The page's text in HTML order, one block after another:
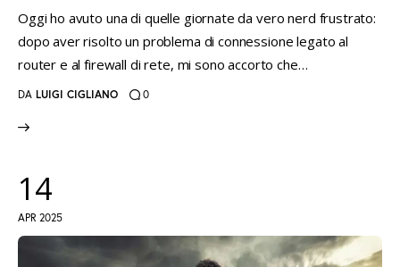
Oggi ho avuto una di quelle giornate da vero nerd frustrato:
dopo aver risolto un problema di connessione legato al
router e al firewall di rete, mi sono accorto che…
DA LUIGI CIGLIANO 0
14
APR 2025